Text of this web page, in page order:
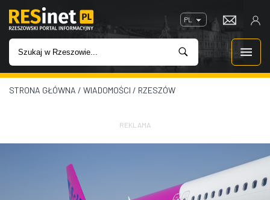
PL
WIADOMOŚCI
ROZRYWKA
STRONA GŁÓWNA / WIADOMOŚCI / RZESZÓW
REKLAMA